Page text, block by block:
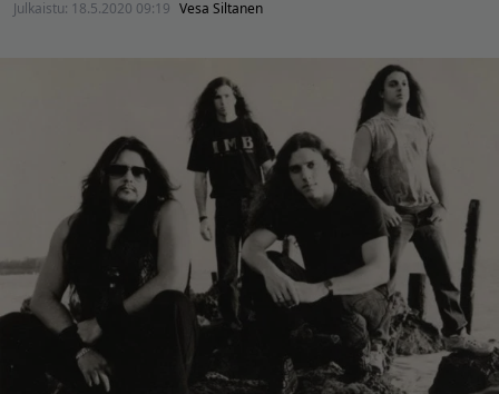
Julkaistu: 18.5.2020 09:19 Vesa Siltanen